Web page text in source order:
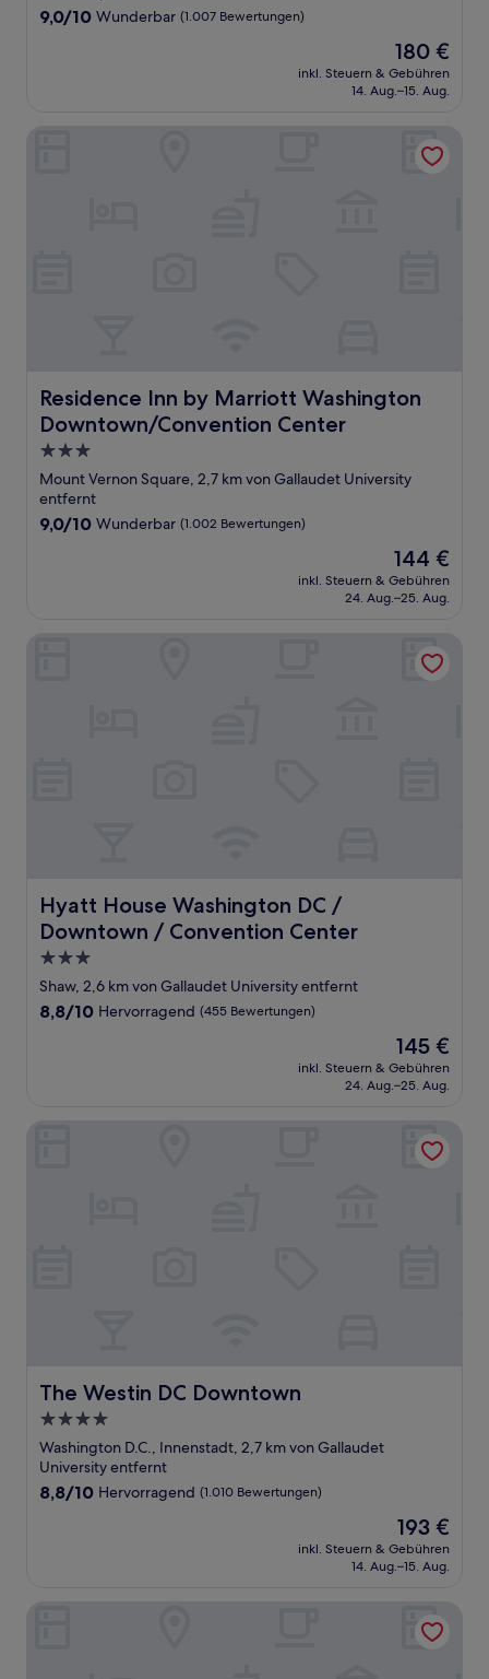
9.0
9,0/10 Wunderbar (1.007 Bewertungen)
Der
Preis
beträgt
180 €
inkl. Steuern & Gebühren
14. Aug.–15. Aug.
Residence Inn by Marriott Washington
Downtown/Convention Center
Residence Inn by Marriott Washington Downtown/
3.0-
Sterne-
Unterkunft
Mount Vernon Square, 2,7 km von Gallaudet University
entfernt
9.0
9,0/10 Wunderbar (1.002 Bewertungen)
Der
Preis
beträgt
144 €
inkl. Steuern & Gebühren
24. Aug.–25. Aug.
Residence Inn by Marriott Washington Downtown/
Hyatt House Washington DC /
Downtown / Convention Center
Hyatt House Washington DC / Downtown / Convention
3.0-
Sterne-
Unterkunft
Shaw, 2,6 km von Gallaudet University entfernt
8.8
8,8/10 Hervorragend (455 Bewertungen)
Der
Preis
beträgt
145 €
inkl. Steuern & Gebühren
24. Aug.–25. Aug.
Hyatt House Washington DC / Downtown / Convention
The Westin DC Downtown
The Westin DC Downtown
4.0-
Sterne-
Unterkunft
Washington D.C., Innenstadt, 2,7 km von Gallaudet
University entfernt
8.8
8,8/10 Hervorragend (1.010 Bewertungen)
Der
Preis
beträgt
193 €
inkl. Steuern & Gebühren
14. Aug.–15. Aug.